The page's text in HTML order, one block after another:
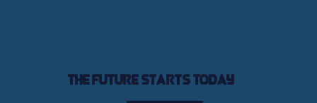
The future starts today